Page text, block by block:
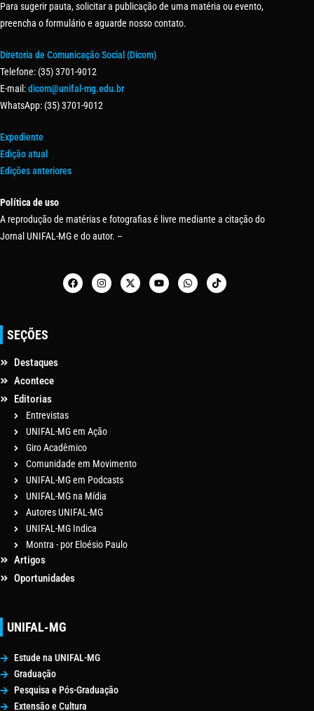
Para sugerir pauta, solicitar a publicação de uma matéria ou evento,
preencha o formulário e aguarde nosso contato.
Diretoria de Comunicação Social (Dicom)
Telefone: (35) 3701-9012
E-mail:dicom@unifal-mg.edu.br
WhatsApp: (35) 3701-9012
Expediente
Edição atual
Edições anteriores
Política de uso
A reprodução de matérias e fotografias é livre mediante a citação do
Jornal UNIFAL-MG e do autor. –
SEÇÕES
Destaques
Acontece
Editorias
Entrevistas
UNIFAL-MG em Ação
Giro Acadêmico
Comunidade em Movimento
UNIFAL-MG em Podcasts
UNIFAL-MG na Mídia
Autores UNIFAL-MG
UNIFAL-MG Indica
Montra - por Eloésio Paulo
Artigos
Oportunidades
UNIFAL-MG
Estude na UNIFAL-MG
Graduação
Pesquisa e Pós-Graduação
Extensão e Cultura